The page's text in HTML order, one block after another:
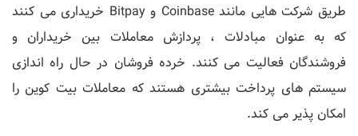
طریق شرکت هایی مانند Coinbase و Bitpay خریداری می کنند
که به عنوان مبادلات ، پردازش معاملات بین خریداران و
فروشندگان فعالیت می کنند. خرده فروشان در حال راه اندازی
سیستم های پرداخت بیشتری هستند که معاملات بیت کوین را
امکان پذیر می کند.